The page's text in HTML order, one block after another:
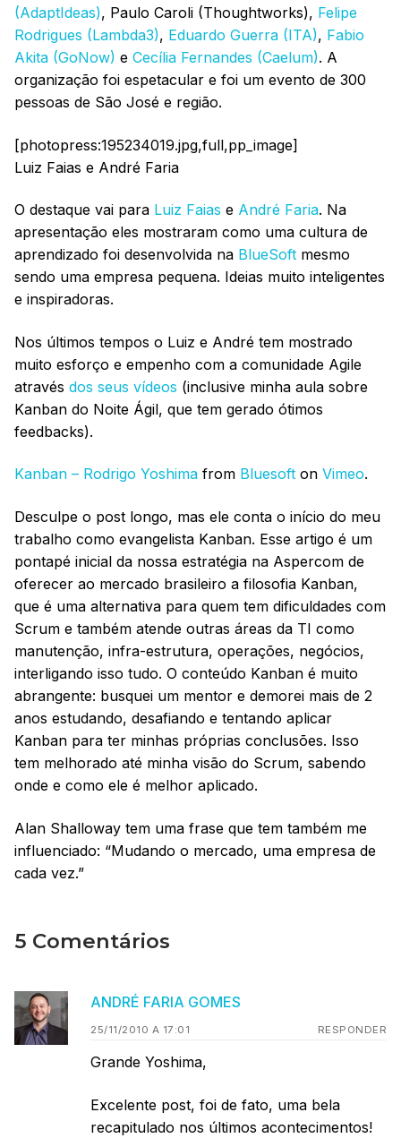
(AdaptIdeas), Paulo Caroli (Thoughtworks), Felipe
Rodrigues (Lambda3), Eduardo Guerra (ITA), Fabio
Akita (GoNow) e Cecília Fernandes (Caelum). A
organização foi espetacular e foi um evento de 300
pessoas de São José e região.
[photopress:195234019.jpg,full,pp_image]
Luiz Faias e André Faria
O destaque vai para Luiz Faias e André Faria. Na
apresentação eles mostraram como uma cultura de
aprendizado foi desenvolvida na BlueSoft mesmo
sendo uma empresa pequena. Ideias muito inteligentes
e inspiradoras.
Nos últimos tempos o Luiz e André tem mostrado
muito esforço e empenho com a comunidade Agile
através dos seus vídeos (inclusive minha aula sobre
Kanban do Noite Ágil, que tem gerado ótimos
feedbacks).
Kanban – Rodrigo Yoshima from Bluesoft on Vimeo.
Desculpe o post longo, mas ele conta o início do meu
trabalho como evangelista Kanban. Esse artigo é um
pontapé inicial da nossa estratégia na Aspercom de
oferecer ao mercado brasileiro a filosofia Kanban,
que é uma alternativa para quem tem dificuldades com
Scrum e também atende outras áreas da TI como
manutenção, infra-estrutura, operações, negócios,
interligando isso tudo. O conteúdo Kanban é muito
abrangente: busquei um mentor e demorei mais de 2
anos estudando, desafiando e tentando aplicar
Kanban para ter minhas próprias conclusões. Isso
tem melhorado até minha visão do Scrum, sabendo
onde e como ele é melhor aplicado.
Alan Shalloway tem uma frase que tem também me
influenciado: “Mudando o mercado, uma empresa de
cada vez.”
5 Comentários
ANDRÉ FARIA GOMES
25/11/2010 A 17:01 RESPONDER
Grande Yoshima,
Excelente post, foi de fato, uma bela
recapitulado nos últimos acontecimentos!